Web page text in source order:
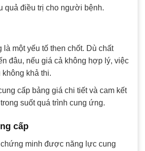
quả điều trị cho người bệnh.
là một yếu tố then chốt. Dù chất
đâu, nếu giá cả không hợp lý, việc
khả thi.
cấp bảng giá chi tiết và cam kết
suốt quá trình cung ứng.
cấp
minh được năng lực cung